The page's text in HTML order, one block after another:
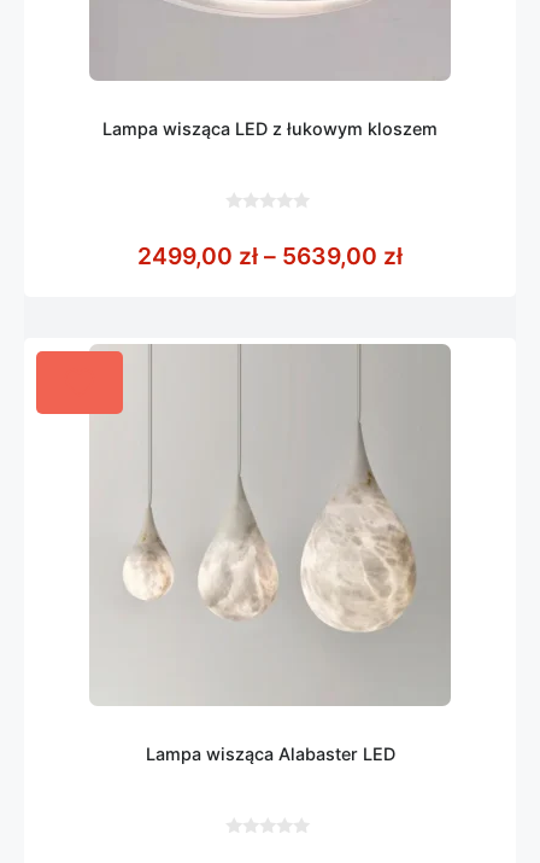
Lampa wisząca LED z łukowym kloszem
5
2499,00 zł – 5639,00 złZakres cen:
Lampa wisząca Alabaster LED